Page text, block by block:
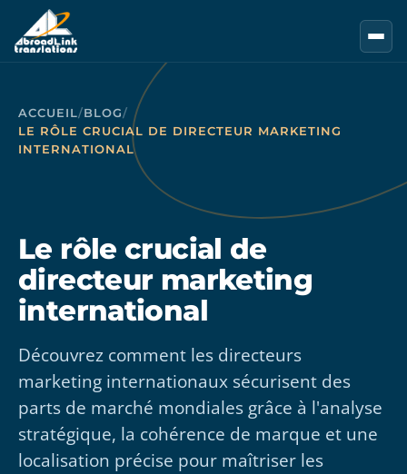
Aller au contenu principal
ACCUEIL/BLOG/
LE RÔLE CRUCIAL DE DIRECTEUR MARKETING
INTERNATIONAL
Le rôle crucial de
directeur marketing
international
Découvrez comment les directeurs
marketing internationaux sécurisent des
parts de marché mondiales grâce à l'analyse
stratégique, la cohérence de marque et une
localisation précise pour maîtriser les